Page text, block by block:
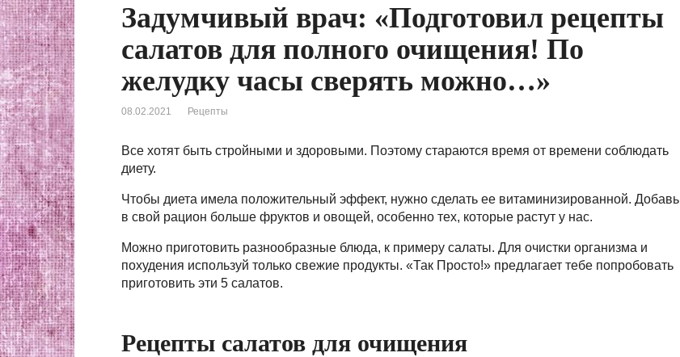
Задумчивый врач: «Подготовил рецепты
салатов для полного очищения! По
желудку часы сверять можно…»
08.02.2021 Рецепты
Все хотят быть стройными и здоровыми. Поэтому стараются время от времени соблюдать
диету.
Чтобы диета имела положительный эффект, нужно сделать ее витаминизированной. Добавь
в свой рацион больше фруктов и овощей, особенно тех, которые растут у нас.
Можно приготовить разнообразные блюда, к примеру салаты. Для очистки организма и
похудения используй только свежие продукты. «Так Просто!» предлагает тебе попробовать
приготовить эти 5 салатов.
Рецепты салатов для очищения